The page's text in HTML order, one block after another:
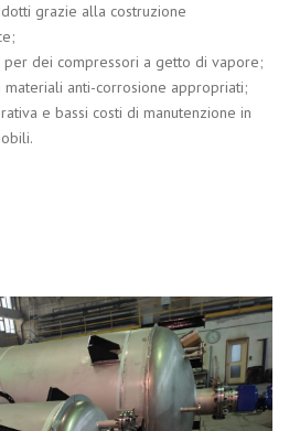
grazie alla costruzione
per dei compressori a getto di vapore;
anti-corrosione appropriati;
e bassi costi di manutenzione in